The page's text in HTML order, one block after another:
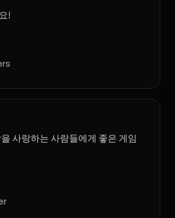
!
사랑하는 사람들에게 좋은 게임